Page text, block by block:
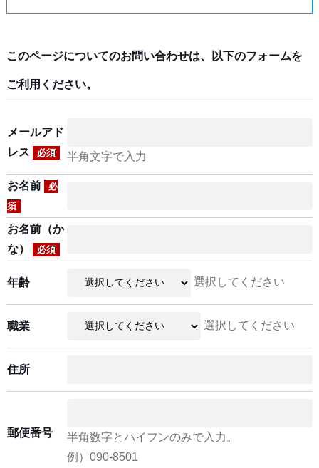
このページについてのお問い合わせは、以下のフォームを
ご利用ください。
メールアド
レス
必須 半角文字で入力
お名前
必
須
お名前（か
な）
必須
年齢 選択してください
職業 選択してください
住所
郵便番号
半角数字とハイフンのみで入力。
例）090-8501